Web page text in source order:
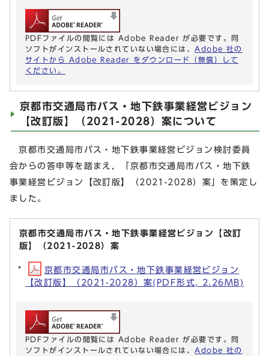
PDFファイルの閲覧には Adobe Reader が必要です。同
ソフトがインストールされていない場合には、 Adobe 社の
サイトから Adobe Reader をダウンロード（無償）して
ください。
京都市交通局市バス・地下鉄事業経営ビジョン
【改訂版】（2021-2028）案について
京都市交通局市バス・地下鉄事業経営ビジョン検討委員
会からの答申等を踏まえ，「京都市交通局市バス・地下鉄
事業経営ビジョン【改訂版】（2021-2028）案」を策定し
ました。
京都市交通局市バス・地下鉄事業経営ビジョン【改訂
版】（2021-2028）案
京都市交通局市バス・地下鉄事業経営ビジョン
【改訂版】（2021-2028）案(PDF形式, 2.26MB)
PDFファイルの閲覧には Adobe Reader が必要です。同
ソフトがインストールされていない場合には、 Adobe 社の